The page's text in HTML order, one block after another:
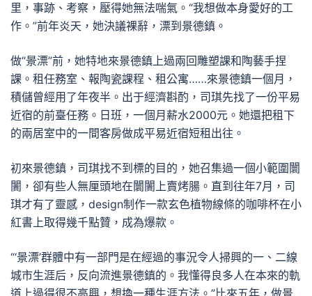
里，事跡、考察，壓得她無法喘氣。“我想做本身愛好的工
作。”前年炎天，她決議裸辭，漂到景德鎮。
做“景漂”前，她特地來景德鎮上過兩回雕塑課和陶藝手捏
課。租任務室、報陶瓷課程、租公寓……來景德鎮一個月，
積儲曾經用了年夜半。出于經濟斟酌，司琪先找了一份平易
近宿的前臺任務。日班，一個月薪水2000元。她還把租下
的兩居室中的一間客房做成平易近宿短租出往。
初來景德鎮，司琪找不到標的目的，她召集過一個小範圍闤
闠，卻有些人無厘頭地在闤闠上賣烤腸。直到往年7月，司
琪才有了靈感，design制作一款玄色植物線條的咖啡杯在小
紅書上取得幾千點贊，成為爆款。
“‘景漂’群體中有一部門是在經過的事況令人掃興的一、二線
城市生涯后，反向流進景德鎮的。我懂得良多人在本來的軌
道上過得很不高興，想換一種生涯方法。”比來五年，做景